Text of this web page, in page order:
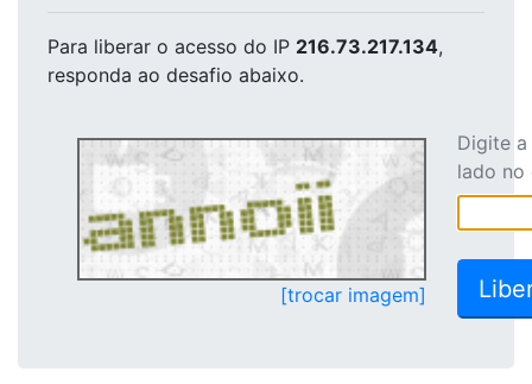
Para liberar o acesso do IP 216.73.217.134,
responda ao desafio abaixo.
[trocar imagem]
Digite
lado no